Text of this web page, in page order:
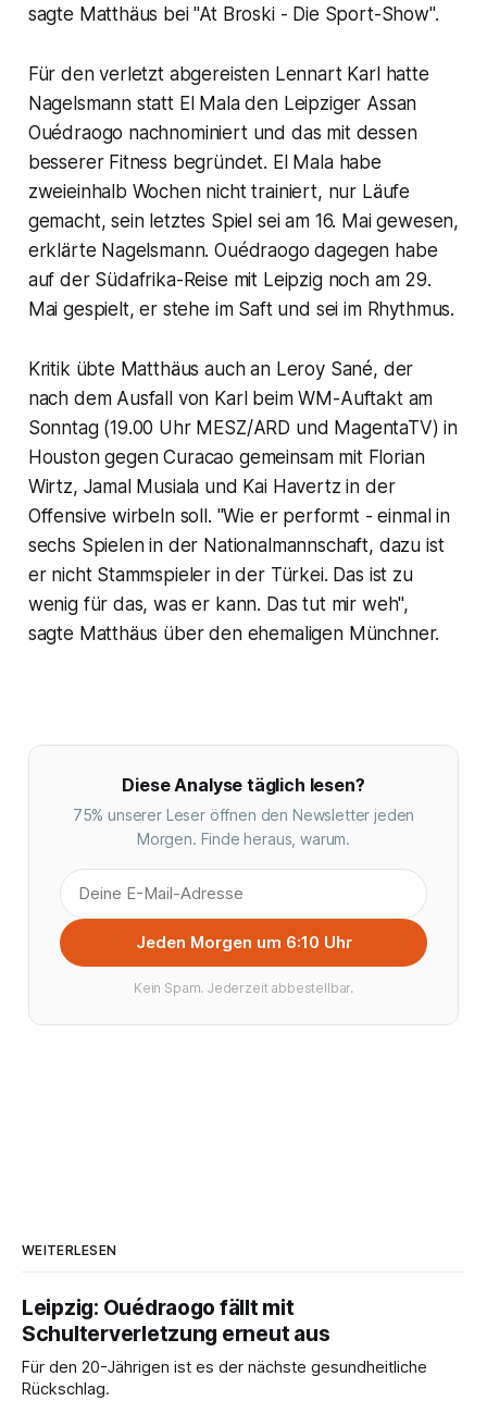
sagte Matthäus bei "At Broski - Die Sport-Show".
Für den verletzt abgereisten Lennart Karl hatte
Nagelsmann statt El Mala den Leipziger Assan
Ouédraogo nachnominiert und das mit dessen
besserer Fitness begründet. El Mala habe
zweieinhalb Wochen nicht trainiert, nur Läufe
gemacht, sein letztes Spiel sei am 16. Mai gewesen,
erklärte Nagelsmann. Ouédraogo dagegen habe
auf der Südafrika-Reise mit Leipzig noch am 29.
Mai gespielt, er stehe im Saft und sei im Rhythmus.
Kritik übte Matthäus auch an Leroy Sané, der
nach dem Ausfall von Karl beim WM-Auftakt am
Sonntag (19.00 Uhr MESZ/ARD und MagentaTV) in
Houston gegen Curacao gemeinsam mit Florian
Wirtz, Jamal Musiala und Kai Havertz in der
Offensive wirbeln soll. "Wie er performt - einmal in
sechs Spielen in der Nationalmannschaft, dazu ist
er nicht Stammspieler in der Türkei. Das ist zu
wenig für das, was er kann. Das tut mir weh",
sagte Matthäus über den ehemaligen Münchner.
Diese Analyse täglich lesen?
75% unserer Leser öffnen den Newsletter jeden
Morgen. Finde heraus, warum.
Jeden Morgen um 6:10 Uhr
Kein Spam. Jederzeit abbestellbar.
WEITERLESEN
Leipzig: Ouédraogo fällt mit
Schulterverletzung erneut aus
Für den 20-Jährigen ist es der nächste gesundheitliche
Rückschlag.